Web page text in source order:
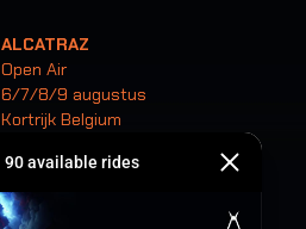
ALCATRAZ
Open Air
6/7/8/9 augustus
Kortrijk Belgium
Tickets